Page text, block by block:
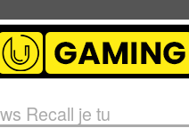
Recall je tu